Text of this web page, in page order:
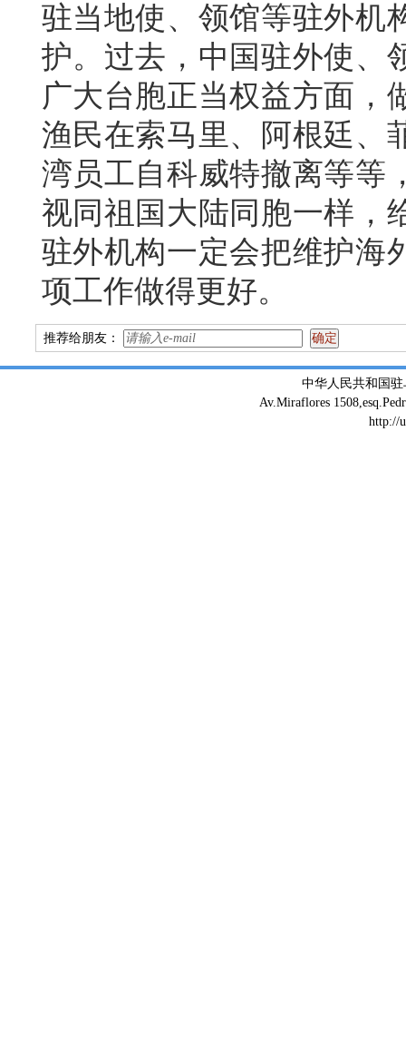
驻当地使、领馆等驻外机
护。过去，中国驻外使、
广大台胞正当权益方面，
渔民在索马里、阿根廷、
湾员工自科威特撤离等等
视同祖国大陆同胞一样，
驻外机构一定会把维护海
项工作做得更好。
推荐给朋友：
中华人民共和国
Av.Miraflores
http://